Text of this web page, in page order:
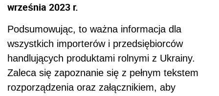
września 2023 r.
Podsumowując, to ważna informacja dla
wszystkich importerów i przedsiębiorców
handlujących produktami rolnymi z Ukrainy.
Zaleca się zapoznanie się z pełnym tekstem
rozporządzenia oraz załącznikiem, aby